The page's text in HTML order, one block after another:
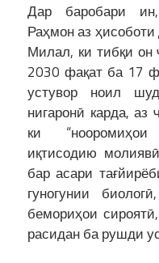
Дар баробари
Раҳмон аз
Милал, ки тибқи он
2030 фақат ба 17
устувор ноил
нигаронӣ карда,
ки
иқтисодию
бар асари
гуногунии
бемориҳои
расидан ба рушди